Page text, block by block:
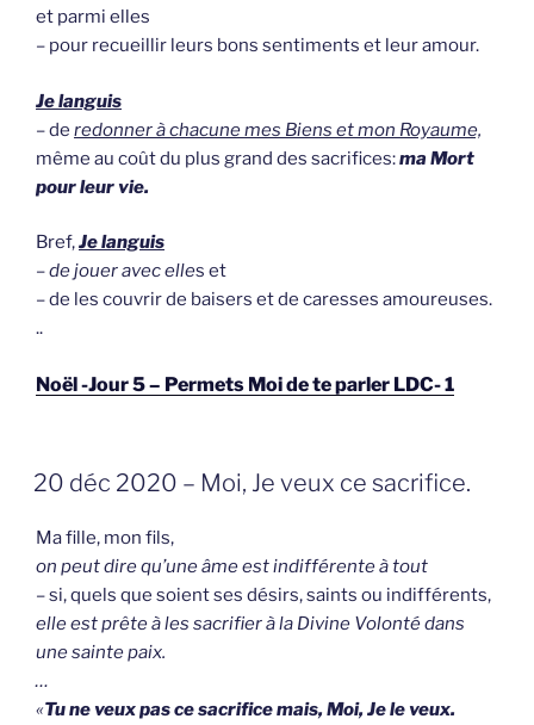
et parmi elles
– pour recueillir leurs bons sentiments et leur amour.
Je languis
– de redonner à chacune mes Biens et mon Royaume,
même au coût du plus grand des sacrifices:ma Mort
pour leur vie.
Bref,Je languis
–de jouer avec elles et
– de les couvrir de baisers et de caresses amoureuses.
..
Noël -Jour 5 – Permets Moi de te parler LDC- 1
GEPLAATST
OP
20 déc 2020 – Moi, Je veux ce sacrifice.
Ma fille, mon fils,
on peut dire qu’une âme est indifférente à tout
– si, quels que soient ses désirs, saints ou indifférents,
elle est prête à les sacrifier à la Divine Volonté dans
une sainte paix.
…
«Tu ne veux pas ce sacrifice mais, Moi, Je le veux.